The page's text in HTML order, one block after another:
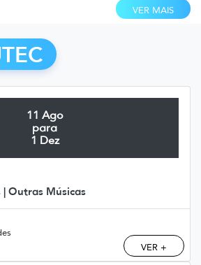
VER MAIS
11 Ago
para
1 Dez
Outras Músicas
VER +